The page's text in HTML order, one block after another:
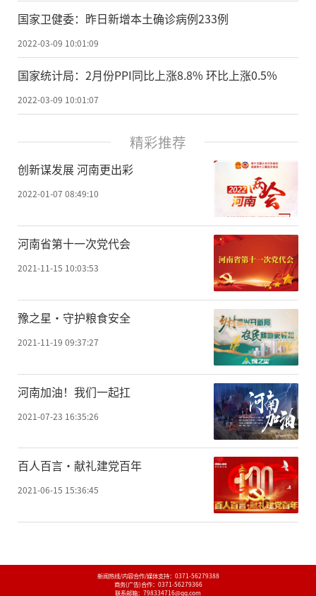
国家卫健委：昨日新增本土确诊病例233例
2022-03-09 10:01:09
国家统计局：2月份PPI同比上涨8.8% 环比上涨0.5%
2022-03-09 10:01:07
精彩推荐
创新谋发展 河南更出彩
2022-01-07 08:49:10
河南省第十一次党代会
2021-11-15 10:03:53
豫之星·守护粮食安全
2021-11-19 09:37:27
河南加油！我们一起扛
2021-07-23 16:35:26
百人百言·献礼建党百年
2021-06-15 15:36:45
新闻热线/内容合作/媒体支持： 0371-56279388
商务(广告)合作： 0371-56279366
联系邮箱：798334716@qq.com